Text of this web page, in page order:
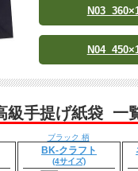
N03
N04
級手提げ紙袋 一
ブラック 柄
BK-クラフト
(4サイズ)